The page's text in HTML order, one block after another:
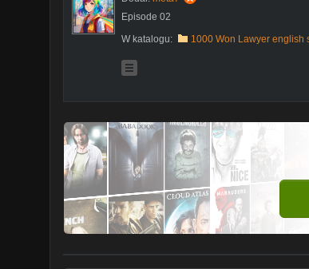
Episode 02
W katalogu:
1000 Won Lawyer english